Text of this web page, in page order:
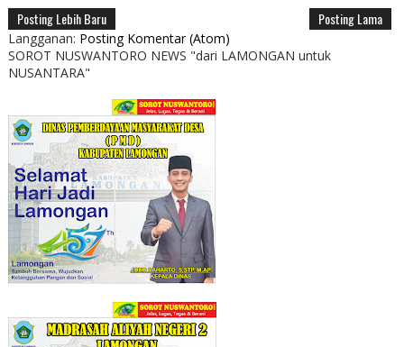
Posting Lebih Baru Posting Lama
Langganan: Posting Komentar (Atom)
SOROT NUSWANTORO NEWS "dari LAMONGAN untuk
NUSANTARA"